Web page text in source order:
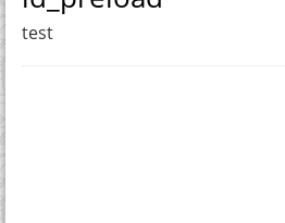
test